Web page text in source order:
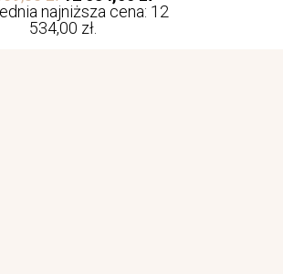
najniższa cena: 12
534,00 zł.